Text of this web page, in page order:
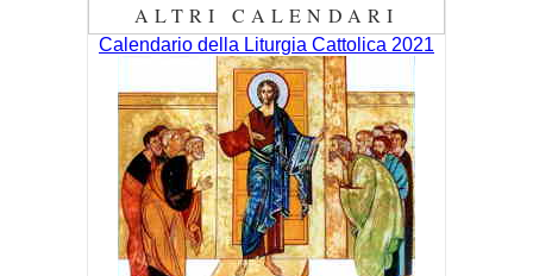
ALTRI CALENDARI
Calendario della Liturgia Cattolica 2021